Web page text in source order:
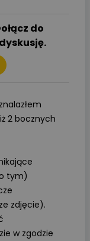
do
2 bocznych
tym)
zdjęcie).
w zgodzie